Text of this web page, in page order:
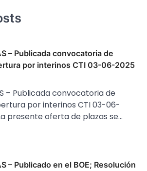
– Publicada convocatoria de
por interinos CTI 03-06-2025
– Publicada convocatoria de
por interinos CTI 03-06-
La presente oferta de plazas se…
– Publicado en el BOE; Resolución